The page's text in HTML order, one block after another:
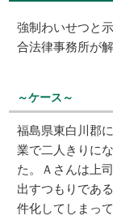
強制わいせつと
合法律事務所が
～ケース～
福島県東白川郡
業で二人きりに
た。Ａさんは上
出すつもりであ
件化してしまっ